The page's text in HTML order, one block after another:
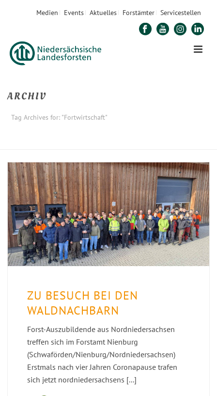
Medien Events Aktuelles Forstämter Servicestellen
ARCHIV
Tag Archives for: "Fortwirtschaft"
ZU BESUCH BEI DEN
WALDNACHBARN
Forst-Auszubildende aus Nordniedersachsen
treffen sich im Forstamt Nienburg
(Schwaförden/Nienburg/Nordniedersachsen)
Erstmals nach vier Jahren Coronapause trafen
sich jetzt nordniedersachsens [...]